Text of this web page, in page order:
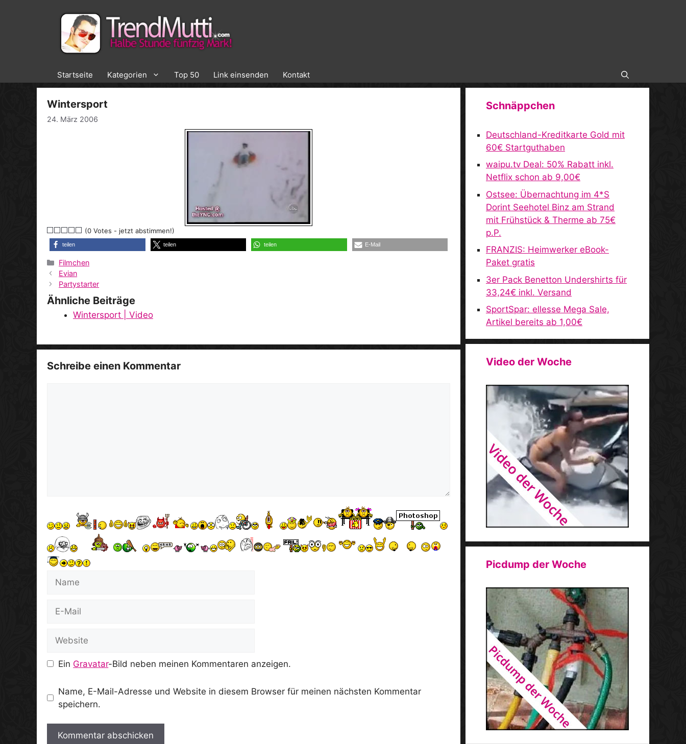
Startseite Kategorien Top 50 Link einsenden Kontakt
Wintersport
24. März 2006
(0 Votes - jetzt abstimmen!)
teilen teilen teilen E-Mail
Kategorien
Filmchen
Evian
Partystarter
Ähnliche Beiträge
Wintersport | Video
Schreibe einen Kommentar
Name
Website
Ein Gravatar-Bild neben meinen Kommentaren anzeigen.
Name, E-Mail-Adresse und Website in diesem Browser für meinen nächsten Kommentar
speichern.
Schnäppchen
Deutschland-Kreditkarte Gold mit
60€ Startguthaben
waipu.tv Deal: 50% Rabatt inkl.
Netflix schon ab 9,00€
Ostsee: Übernachtung im 4*S
Dorint Seehotel Binz am Strand
mit Frühstück & Therme ab 75€
p.P.
FRANZIS: Heimwerker eBook-
Paket gratis
3er Pack Benetton Undershirts für
33,24€ inkl. Versand
SportSpar: ellesse Mega Sale,
Artikel bereits ab 1,00€
Video der Woche
Picdump der Woche